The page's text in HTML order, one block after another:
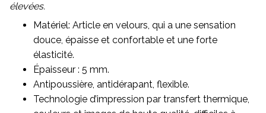
élevées.
Matériel: Article en velours, qui a une sensation
douce, épaisse et confortable et une forte
élasticité.
Épaisseur : 5 mm.
Antipoussière, antidérapant, flexible.
Technologie d’impression par transfert thermique,